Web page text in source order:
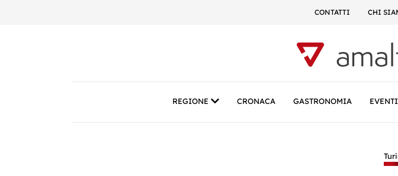
CONTATTI CHI
REGIONE CRONACA GASTRONOMIA EVENTI